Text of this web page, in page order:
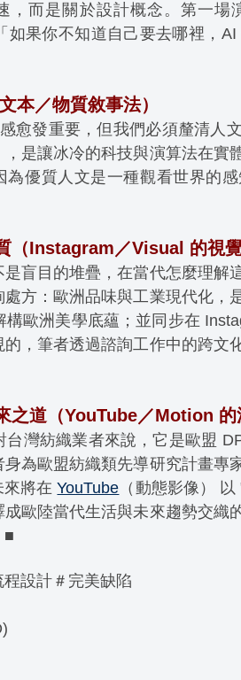
，而是關於設計概念。第一
果你不知道自己要去哪裡，
本／物質敘事法）
愈發重要，但我們必須釐清人
是讓冰冷的科技與演算法在實
為優質人文是一種觀看世界的
（Instagram／Visual 的視覺
盲目的堆疊，在當代怎麼理解
方：歐洲品味與工業現代化，
歐洲美學底蘊；並同步在
，筆者透過諮詢工作中的跨文
之道（YouTube／Motion 的
灣紡織業者來說，它是歐盟
為歐盟紡織類先導研究計畫專
來將在YouTube （動態影像）
歐陸當代生活與未來趨勢交織
■
設計＃完美缺陷